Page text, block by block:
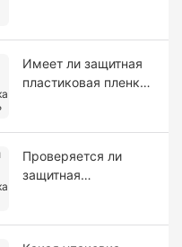
Имеет ли защитная
пластиковая пленка
Проверяется ли
защитная